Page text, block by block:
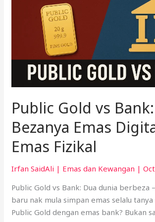
Public Gold vs Bank:
Bezanya Emas
Emas Fizikal
Irfan SaidAli | Emas dan Kewangan |
Public Gold vs Bank: Dua dunia berbeza
baru nak mula simpan emas selalu tanya
Public Gold dengan emas bank? Bukan
Bezanya
Emas
Fizikal